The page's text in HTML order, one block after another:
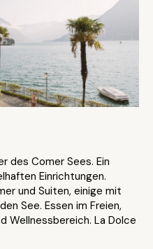
des Comer Sees. Ein
Einrichtungen.
und Suiten, einige mit
See. Essen im Freien,
Wellnessbereich. La Dolce